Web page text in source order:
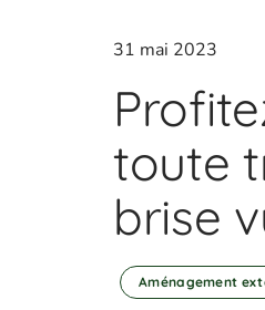
31 mai 2023
toute
brise
Aménagement